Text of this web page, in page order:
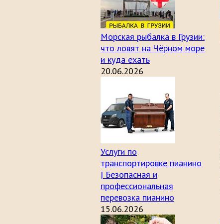
Морская рыбалка в Грузии:
что ловят на Чёрном море
и куда ехать
20.06.2026
Услуги по
транспортировке пианино
| Безопасная и
профессиональная
перевозка пианино
15.06.2026